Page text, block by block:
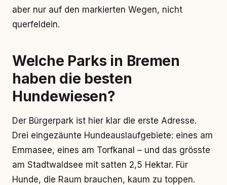
aber nur auf den markierten Wegen, nicht
querfeldein.
Welche Parks in Bremen
haben die besten
Hundewiesen?
Der Bürgerpark ist hier klar die erste Adresse.
Drei eingezäunte Hundeauslaufgebiete: eines am
Emmasee, eines am Torfkanal – und das grösste
am Stadtwaldsee mit satten 2,5 Hektar. Für
Hunde, die Raum brauchen, kaum zu toppen.